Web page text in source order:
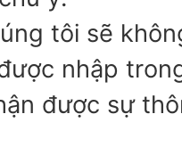
tôi sẽ
nhập
được sự